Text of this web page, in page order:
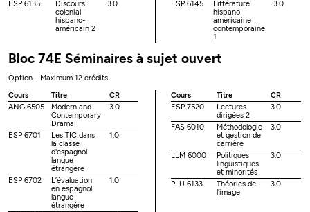
ESP 6135
Discours
colonial
hispano-
américain 2
3.0 ESP 6145
Littérature
hispano-
américaine
contemporaine
1
3.0
Bloc 74E Séminaires à sujet ouvert
Option - Maximum 12 crédits.
Cours
Titre
CR
ANG 6505
Modern and
Contemporary
Drama
3.0
ESP 6701
Les TIC dans
la classe
d'espagnol
langue
étrangère
1.0
ESP 6702
L’évaluation
en espagnol
langue
étrangère
1.0
Cours Titre
CR
ESP 7520
Lectures
dirigées 2
3.0
FAS 6010
Méthodologie
et gestion de
carrière
3.0
LLM 6000
Politiques
linguistiques
et minorités
3.0
PLU 6133
Théories de
l'image
3.0